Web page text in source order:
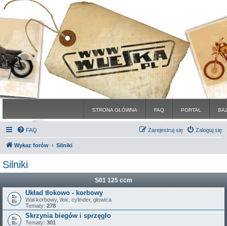
STRONA GŁÓWNA FAQ PORTAL
FAQ Zaloguj się
Zarejestruj się
Wykaz forów Silniki
Silniki
S01 125 ccm
Układ tłokowo - korbowy
Wał korbowy, tłok, cylinder, głowica
Tematy: 278
Skrzynia biegów i sprzęgło
Tematy: 301